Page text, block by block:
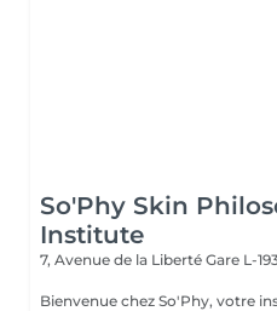
So'Phy Skin
Institute
7, Avenue de la Liberté Gare L-
Bienvenue chez So'Phy, votre